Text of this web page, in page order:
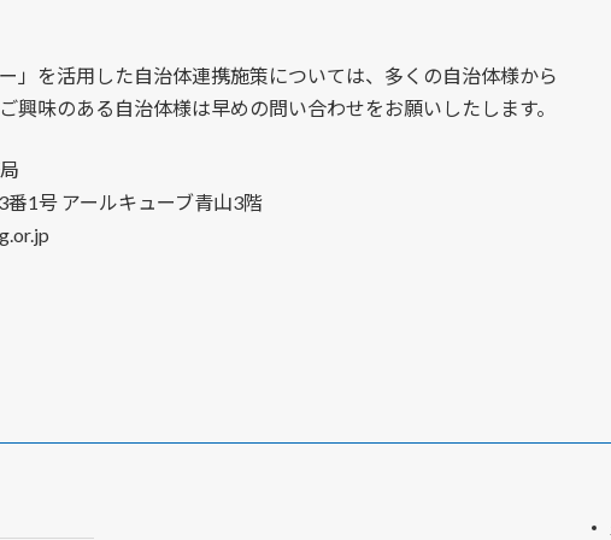
」を活用した自治体連携施策については、多くの自治体様から
興味のある自治体様は早めの問い合わせをお願いしたします。
1号 アールキューブ青山3階